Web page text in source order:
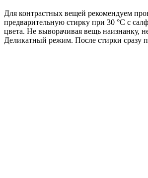
Для контрастных вещей рекомендуем
предварительную стирку при 30 °C с
цвета. Не выворачивая вещь наизнанку,
Деликатный режим. После стирки сразу